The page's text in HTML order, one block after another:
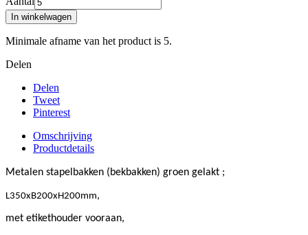
In winkelwagen
Minimale afname van het product is 5.
Delen
Delen
Tweet
Pinterest
Omschrijving
Productdetails
Metalen stapelbakken (bekbakken) groen gelakt ;
L350xB200xH200mm,
met etikethouder vooraan,